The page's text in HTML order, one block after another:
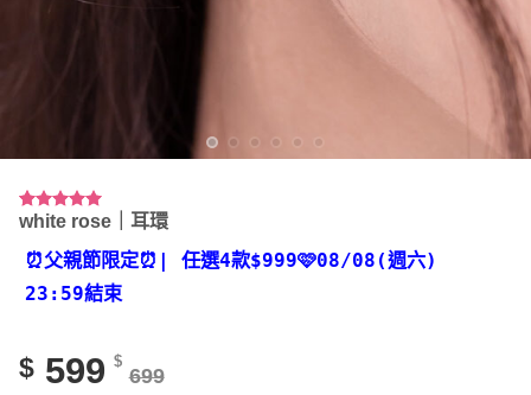
評分4.92
13
位顧客進
行評分
white rose｜耳環
⏰父親節限定⏰ | 任選4款$999🩷08/08(週六)
23:59結束
$ 599 $
699